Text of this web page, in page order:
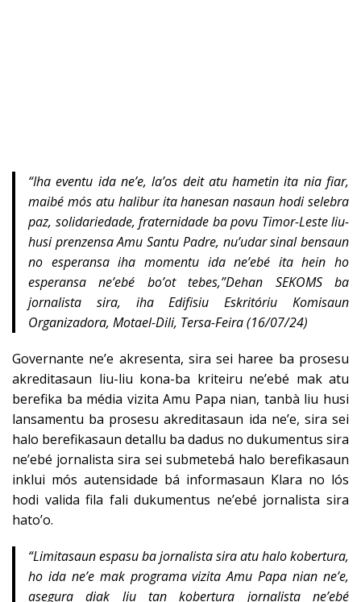
“Iha eventu ida ne’e, la’os deit atu hametin ita nia fiar,
maibé mós atu halibur ita hanesan nasaun hodi selebra
paz, solidariedade, fraternidade ba povu Timor-Leste liu-
husi prenzensa Amu Santu Padre, nu’udar sinal bensaun
no esperansa iha momentu ida ne’ebé ita hein ho
esperansa ne’ebé bo’ot tebes,”Dehan SEKOMS ba
jornalista sira, iha Edifisiu Eskritóriu Komisaun
Organizadora, Motael-Dili, Tersa-Feira (16/07/24)
Governante ne’e akresenta, sira sei haree ba prosesu
akreditasaun liu-liu kona-ba kriteiru ne’ebé mak atu
berefika ba média vizita Amu Papa nian, tanbà liu husi
lansamentu ba prosesu akreditasaun ida ne’e, sira sei
halo berefikasaun detallu ba dadus no dukumentus sira
ne’ebé jornalista sira sei submetebá halo berefikasaun
inklui mós autensidade bá informasaun Klara no lós
hodi valida fila fali dukumentus ne’ebé jornalista sira
hato’o.
“Limitasaun espasu ba jornalista sira atu halo kobertura,
ho ida ne’e mak programa vizita Amu Papa nian ne’e,
asegura diak liu tan kobertura jornalista ne’ebé